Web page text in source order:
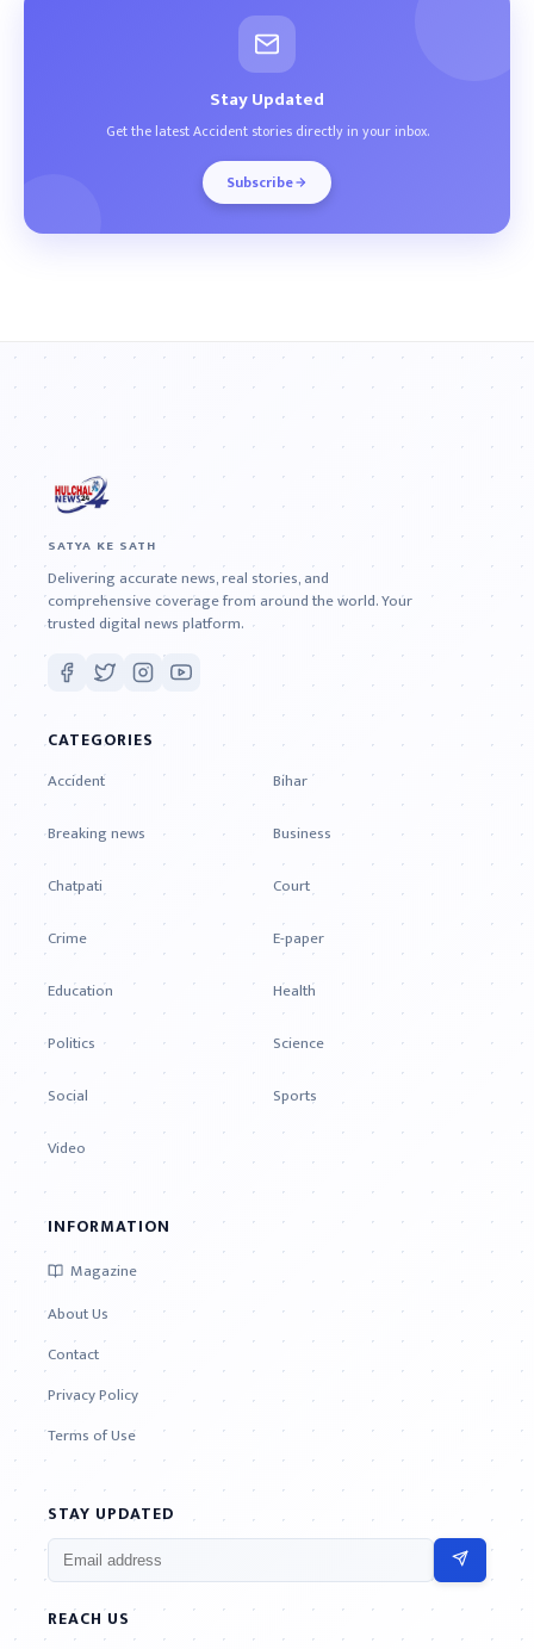
Stay Updated
Get the latest Accident stories directly in your inbox.
Subscribe
SATYA KE SATH
Delivering accurate news, real stories, and
comprehensive coverage from around the world. Your
trusted digital news platform.
CATEGORIES
Accident
Bihar
Breaking news
Business
Chatpati
Court
Crime
E-paper
Education
Health
Politics
Science
Social
Sports
Video
INFORMATION
Magazine
About Us
Contact
Privacy Policy
Terms of Use
STAY UPDATED
REACH US